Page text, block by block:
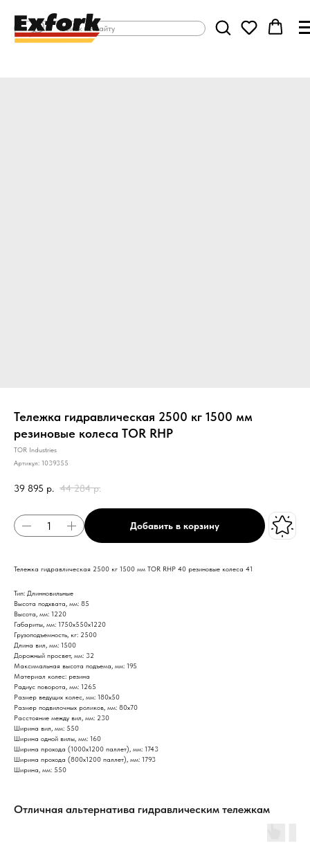
Тележка гидравлическая 2500 кг 1500 мм
резиновые колеса TOR RHP
TOR Industries
Артикул: 1039355
39 895 р. 44 284 р.
Добавить в корзину
Тележка гидравлическая 2500 кг 1500 мм TOR RHP 40 резиновые колеса 41
Тип: Длинновильные
Высота подхвата, мм: 85
Высота, мм: 1220
Габариты, мм: 1750х550х1220
Грузоподъемность, кг: 2500
Длина вил, мм: 1500
Дорожный просвет, мм: 32
Максимальная высота подъема, мм: 195
Материал колес: резина
Радиус поворота, мм: 1265
Размер ведущих колес, мм: 180х50
Размер подвилочных роликов, мм: 80х70
Расстояние между вил, мм: 230
Ширина вил, мм: 550
Ширина одной вилы, мм: 160
Ширина прохода (1000х1200 паллет), мм: 1743
Ширина прохода (800х1200 паллет), мм: 1793
Ширина, мм: 550
Отличная альтернатива гидравлическим тележкам